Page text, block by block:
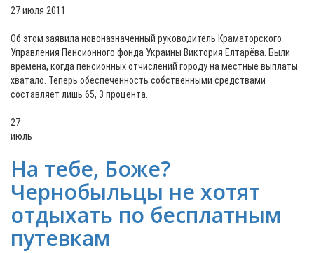
27 июля 2011
Об этом заявила новоназначенный руководитель Краматорского
Управления Пенсионного фонда Украины Виктория Елтарёва. Были
времена, когда пенсионных отчислений городу на местные выплаты
хватало. Теперь обеспеченность собственными средствами
составляет лишь 65, 3 процента.
27
июль
На тебе, Боже?
Чернобыльцы не хотят
отдыхать по бесплатным
путевкам